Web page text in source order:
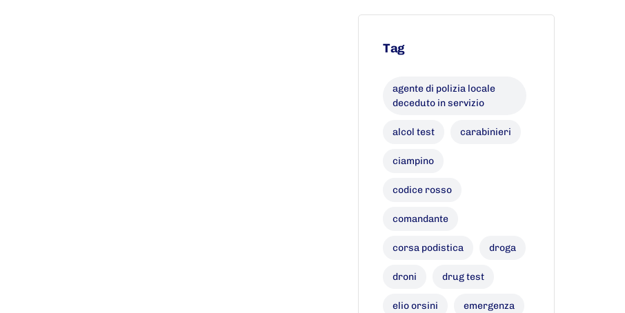
Tag
agente di polizia locale
deceduto in servizio
alcol test carabinieri
ciampino
codice rosso
comandante
corsa podistica droga
droni drug test
elio orsini emergenza